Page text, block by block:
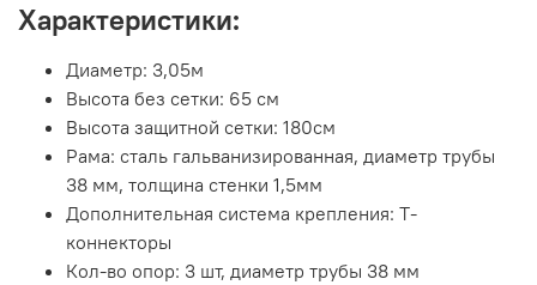
Характеристики:
Диаметр: 3,05м
Высота без сетки: 65 см
Высота защитной сетки: 180см
Рама: сталь гальванизированная, диаметр трубы
38 мм, толщина стенки 1,5мм
Дополнительная система крепления: Т-
коннекторы
Кол-во опор: 3 шт, диаметр трубы 38 мм